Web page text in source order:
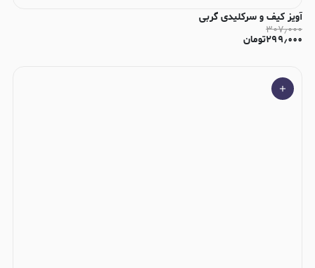
آویز کیف و سرکلیدی گربی
۳۰۷٫۰۰۰
۲۹۹٫۰۰۰تومان